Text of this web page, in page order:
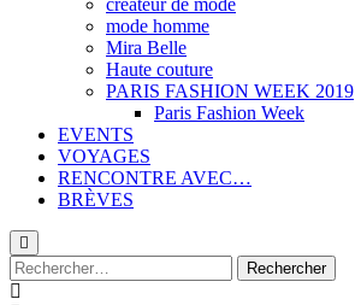
créateur de mode
mode homme
Mira Belle
Haute couture
PARIS FASHION WEEK 2019
Paris Fashion Week
EVENTS
VOYAGES
RENCONTRE AVEC…
BRÈVES
Rechercher :